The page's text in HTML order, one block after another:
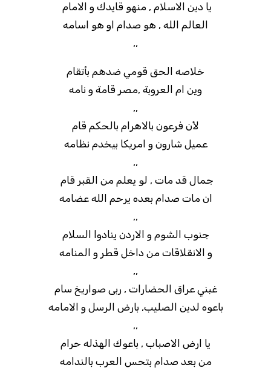
يا دين الاسلام , منهو قايدك و الامام
العالم الله , هو صدام او هو اسامه
,,
خلاصه الحق قومي ضدهم بأتقام
وين ام العروبة ,مصر قامة و نامه
,,
لأن فرعون بالاهرام بالحكم قام
عميل شارون و امريكا بيخدم نظامه
,,
جمال قد مات , لو يعلم من القبر قام
ان مات صدام بعده يرحم الله عضامه
,,
جنوب الشوم و الاردن ينادوا السلام
و الانقلاقات من داخل قطر و المنامه
,,
غبني عراق الحضارات , ربى صواريخ سام
باعوه لدين الصليب, بارض الرسل و الامامه
,,
يا ارض الاصباب , باعوك الهذله حرام
من بعد صدام بتحس العرب بالندامه